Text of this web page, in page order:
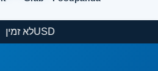
USDלא